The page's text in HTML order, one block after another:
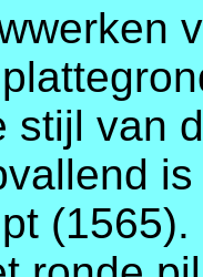
stijl van